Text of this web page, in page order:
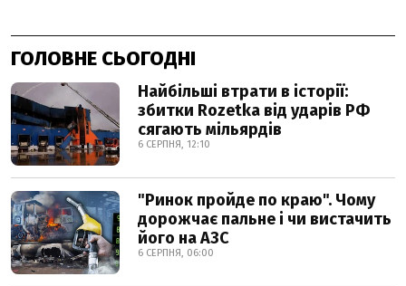
ГОЛОВНЕ СЬОГОДНІ
Найбільші втрати в історії:
збитки Rozetka від ударів РФ
сягають мільярдів
6 СЕРПНЯ, 12:10
"Ринок пройде по краю". Чому
дорожчає пальне і чи вистачить
його на АЗС
6 СЕРПНЯ, 06:00